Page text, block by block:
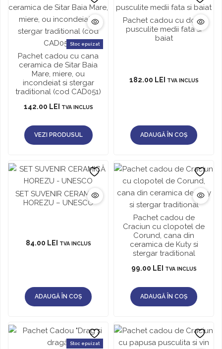
Stoc epuizat
Pachet cadou cu cana
ceramica de Sitar Baia
Mare, miere, ou
incondeiat si stergar
traditional (cod CAD051)
142.00 LEI TVA INCLUS
VEZI PRODUSUL
Pachet cadou cu doua
pusculite medii fata si
baiat
182.00 LEI TVA INCLUS
ADAUGĂ ÎN COȘ
SET SUVENIR CERAMICĂ
HOREZU – UNESCO
84.00 LEI TVA INCLUS
ADAUGĂ ÎN COȘ
Pachet cadou de
Craciun cu clopotel de
Corund, cana din
ceramica de Kuty si
stergar traditional
99.00 LEI TVA INCLUS
ADAUGĂ ÎN COȘ
Stoc epuizat